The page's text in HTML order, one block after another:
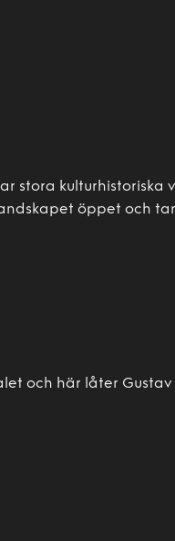
stora
öppet och
och här låter